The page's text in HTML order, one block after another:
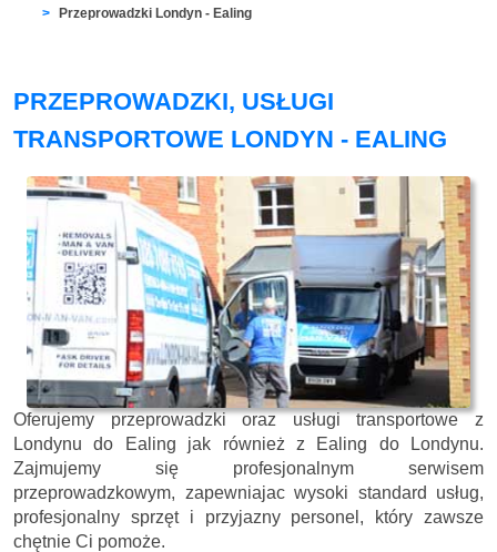
Przeprowadzki Londyn - Ealing
PRZEPROWADZKI, USŁUGI
TRANSPORTOWE LONDYN - EALING
Oferujemy przeprowadzki oraz usługi transportowe z
Londynu do Ealing jak również z Ealing do Londynu.
Zajmujemy się profesjonalnym serwisem
przeprowadzkowym, zapewniajac wysoki standard usług,
profesjonalny sprzęt i przyjazny personel, który zawsze
chętnie Ci pomoże.